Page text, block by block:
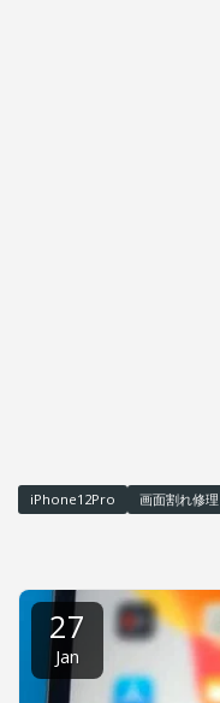
iPhone12Pro 画面割れ修理
27
Jan